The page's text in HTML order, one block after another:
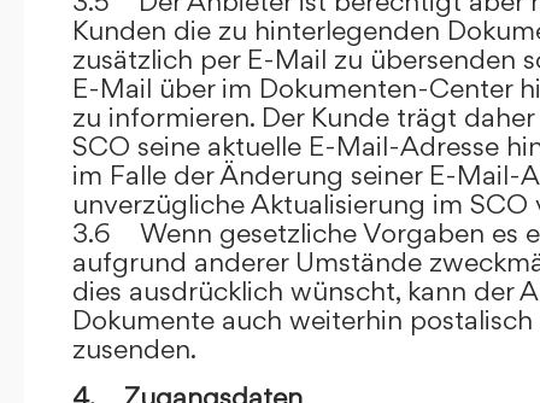
Kunden die zu hinterlegenden
zusätzlich per E-Mail zu übersenden
E-Mail über im Dokumenten-Center
zu informieren. Der Kunde trägt
SCO seine aktuelle E-Mail-Adresse
im Falle der Änderung seiner E-Mail-
unverzügliche Aktualisierung im SCO
3.6 Wenn gesetzliche Vorgaben es
aufgrund anderer Umstände
dies ausdrücklich wünscht, kann der
Dokumente auch weiterhin
zusenden.
4. Zugangsdaten